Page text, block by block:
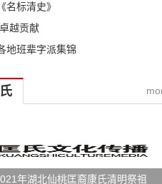
名标清史》
越贡献
地班辈字派集锦
年湖北仙桃匡裔康氏清明祭祖